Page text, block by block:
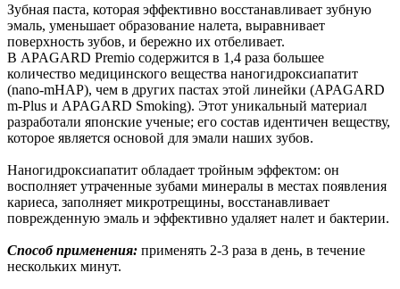
Зубная паста, которая эффективно восстанавливает зубную
эмаль, уменьшает образование налета, выравнивает
поверхность зубов, и бережно их отбеливает.
В APAGARD Premio содержится в 1,4 раза большее
количество медицинского вещества наногидроксиапатит
(nano-mHAP), чем в других пастах этой линейки (APAGARD
m-Plus и APAGARD Smoking). Этот уникальный материал
разработали японские ученые; его состав идентичен веществу,
которое является основой для эмали наших зубов.
Наногидроксиапатит обладает тройным эффектом: он
восполняет утраченные зубами минералы в местах появления
кариеса, заполняет микротрещины, восстанавливает
поврежденную эмаль и эффективно удаляет налет и бактерии.
Способ применения: применять 2-3 раза в день, в течение
нескольких минут.